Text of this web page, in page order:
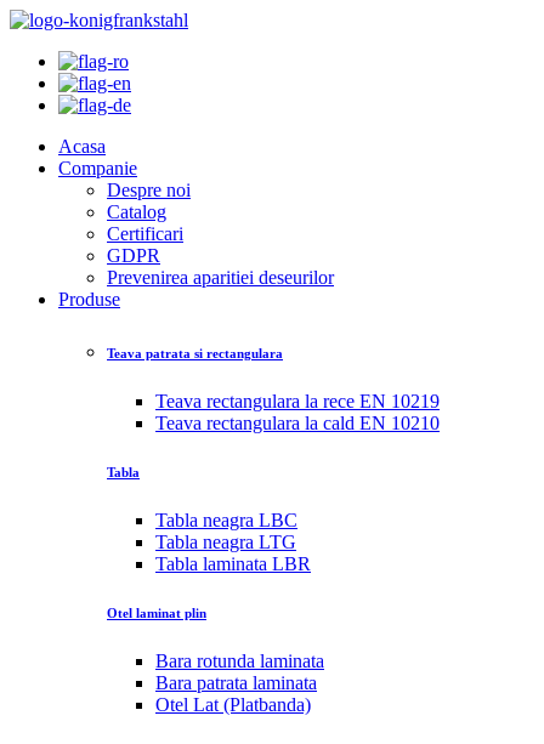
Acasa
Companie
Despre noi
Catalog
Certificari
GDPR
Prevenirea aparitiei deseurilor
Produse
Teava patrata si rectangulara
Teava rectangulara la rece EN 10219
Teava rectangulara la cald EN 10210
Tabla
Tabla neagra LBC
Tabla neagra LTG
Tabla laminata LBR
Otel laminat plin
Bara rotunda laminata
Bara patrata laminata
Otel Lat (Platbanda)